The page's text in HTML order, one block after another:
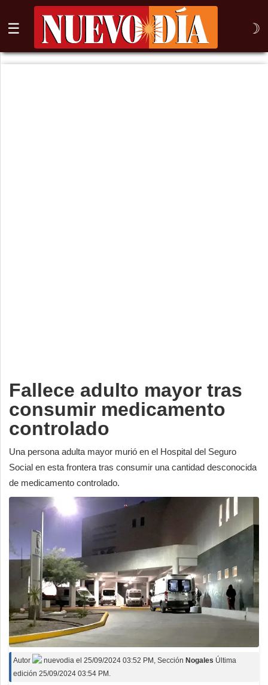
☰ ☽
⌕
Fallece adulto mayor tras
consumir medicamento
controlado
Una persona adulta mayor murió en el Hospital del Seguro
Social en esta frontera tras consumir una cantidad desconocida
de medicamento controlado.
Autor nuevodia el 25/09/2024 03:52 PM, Sección Nogales Última
edición 25/09/2024 03:54 PM.